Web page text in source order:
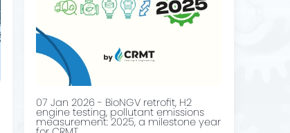
07 Jan 2026 - BioNGV retrofit, H2
engine testing, pollutant emissions
measurement: 2025, a milestone year